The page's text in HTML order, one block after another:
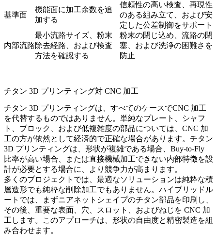
基準面
機能面に加工余数を追
加する
信頼性の高い検査、再現性
のある組み立て、および安
定した公差制御をサポート
内部流路
最小流路サイズ、粉末
除去経路、および検査
方法を確認する
粉末の閉じ込め、流路の閉
塞、および洗浄の困難さを
防止
チタン 3D プリンティング対 CNC 加工
チタン 3D プリンティングは、すべてのケースでCNC 加工
を代替するものではありません。単純なプレート、シャフ
ト、ブロック、および低複雑度の部品については、CNC 加
工の方が依然として経済的で正確な場合があります。チタン
3D プリンティングは、形状が複雑である場合、Buy-to-Fly
比率が高い場合、または直接機械加工できない内部特徴を設
計が必要とする場合に、より競争力が高まります。
多くのプロジェクトでは、最適なソリューションは純粋な積
層造形でも純粋な削除加工でもありません。ハイブリッドル
ートでは、まずニアネットシェイプのチタン部品を印刷し、
その後、重要な表面、穴、スロット、およびねじを CNC 加
工します。このアプローチは、形状の自由度と精密製造を組
み合わせます。